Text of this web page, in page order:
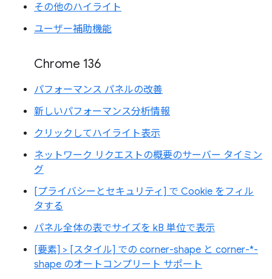
その他のハイライト
ユーザー補助機能
Chrome 136
パフォーマンス パネルの改善
新しいパフォーマンス分析情報
クリックしてハイライト表示
ネットワーク リクエストの概要のサーバー タイミン
グ
[プライバシーとセキュリティ] で Cookie をフィル
タする
パネル全体の表でサイズを kB 単位で表示
[要素] > [スタイル] での corner-shape と corner-*-
shape のオートコンプリート サポート